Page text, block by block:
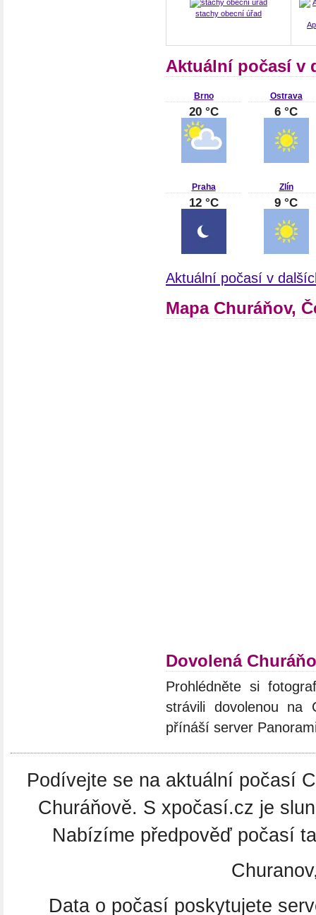
stachy obecní úřad
Aktuální počasí v
Brno
20 °C
Ostrava
6 °C
Praha
12 °C
Zlín
9 °C
Aktuální počasí v
Mapa Churáňov,
Dovolená
Prohlédněte si
strávili dovolenou na
přínáší server
Podívejte se na aktuální počasí
Churáňově. S xpočasí.cz je
Nabízíme předpověď počasí
Data o počasí poskytujete